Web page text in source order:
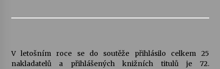
17. 7. 2026
V letošním roce se do soutěže přihlásilo celkem 25
nakladatelů a přihlášených knižních titulů je 72.